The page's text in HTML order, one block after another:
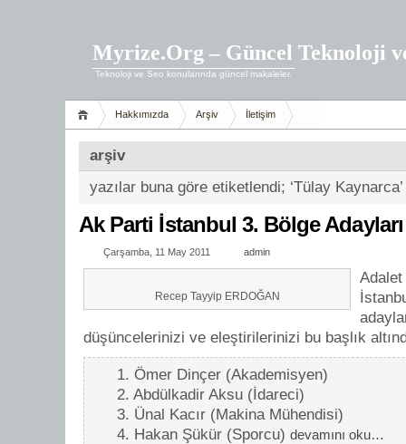
Myrize.Org – Güncel Teknoloji
Teknoloji ve Seo konularında güncel makaleler.
Hakkımızda Arşiv İletişim
arşiv
yazılar buna göre etiketlendi; ‘Tülay Kaynarca’
Ak Parti İstanbul 3. Bölge Adayları
Çarşamba, 11 May 2011 admin
Recep Tayyip ERDOĞAN
düşüncelerinizi ve eleştirilerinizi bu başlık
1. Ömer Dinçer (Akademisyen)
2. Abdülkadir Aksu (İdareci)
3. Ünal Kacır (Makina Mühendisi)
4. Hakan Şükür (Sporcu) devamını oku…